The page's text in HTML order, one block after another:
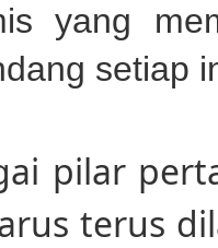
yang
setiap
pilar
terus